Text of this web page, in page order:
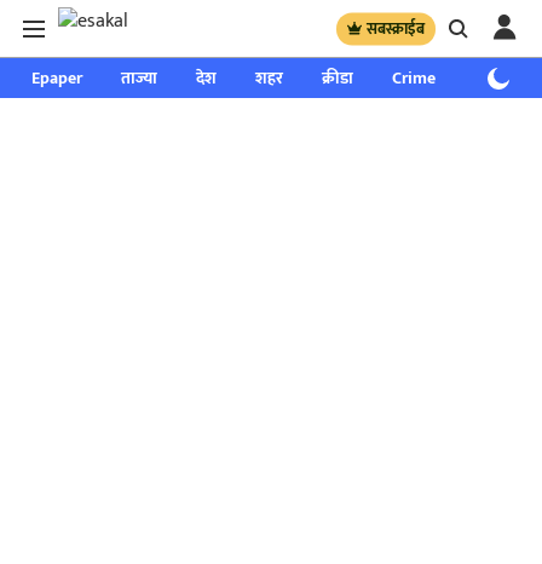
सबस्क्राईब
Epaper ताज्या देश शहर क्रीडा Crime साप्ताहिक